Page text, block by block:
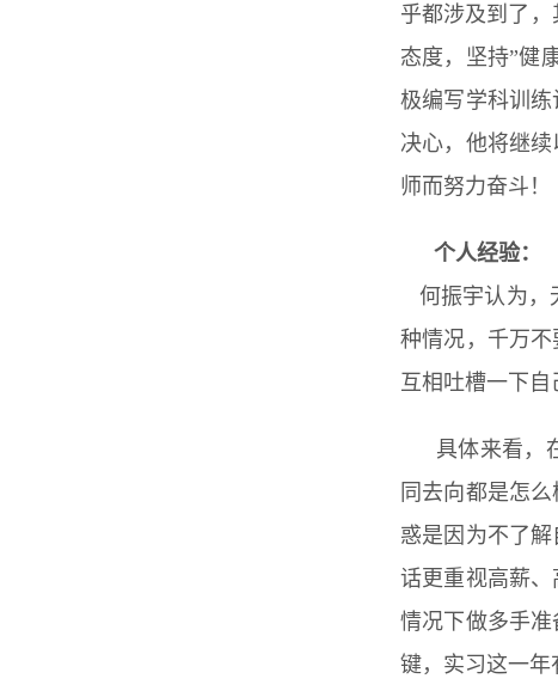
乎都涉及到了
态度，坚持”健
极编写学科训
决心，他将继
师而努力奋斗！
个人经验：
何振宇认为，
种情况，千万
互相吐槽一下自
具体来看，
同去向都是怎
惑是因为不了
话更重视高薪
情况下做多手
键，实习这一年